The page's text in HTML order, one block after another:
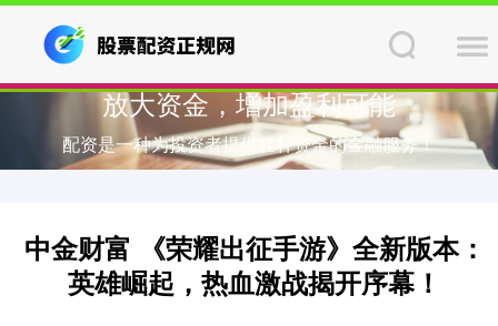
放大资金，增加盈利可能
配资是一种为投资者提供杠杆资金的金融服务！
中金财富 《荣耀出征手游》全新版本：
英雄崛起，热血激战揭开序幕！